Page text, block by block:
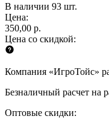
В наличии 93 шт.
Цена:
350,00 р.
Цена со скидкой:
Компания «ИгроТойс»
Безналичный расчет на
Оптовые скидки: